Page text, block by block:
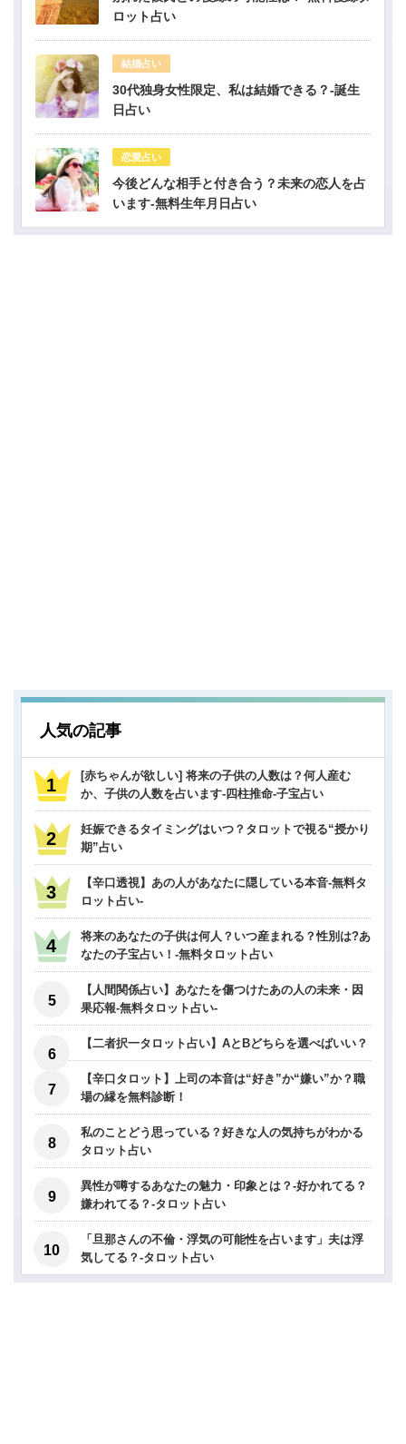
ロット占い
結婚占い
30代独身女性限定、私は結婚できる？-誕生
日占い
恋愛占い
今後どんな相手と付き合う？未来の恋人を占
います-無料生年月日占い
人気の記事
[赤ちゃんが欲しい] 将来の子供の人数は？何人産む
か、子供の人数を占います-四柱推命-子宝占い
妊娠できるタイミングはいつ？タロットで視る“授かり
期”占い
【辛口透視】あの人があなたに隠している本音-無料タ
ロット占い-
将来のあなたの子供は何人？いつ産まれる？性別は?あ
なたの子宝占い！-無料タロット占い
【人間関係占い】あなたを傷つけたあの人の未来・因
果応報-無料タロット占い-
【二者択一タロット占い】AとBどちらを選べばいい？
【辛口タロット】上司の本音は“好き”か“嫌い”か？職
場の縁を無料診断！
私のことどう思っている？好きな人の気持ちがわかる
タロット占い
異性が噂するあなたの魅力・印象とは？-好かれてる？
嫌われてる？-タロット占い
「旦那さんの不倫・浮気の可能性を占います」夫は浮
気してる？-タロット占い